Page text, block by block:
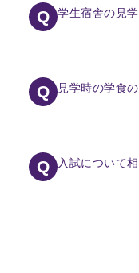
合がございます
Q 学生宿舎の見
び撮影はご遠慮く
学生宿舎に関す
Q 見学時の学食
営業となりますの
また、土日祝日
Q 入試について